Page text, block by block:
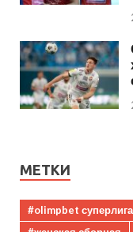
МЕТКИ
#olimpbet суперлига